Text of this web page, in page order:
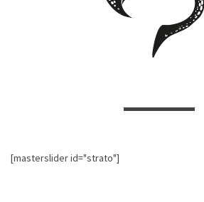
[masterslider id="strato"]